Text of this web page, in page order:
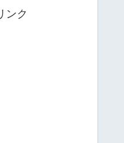
ンク